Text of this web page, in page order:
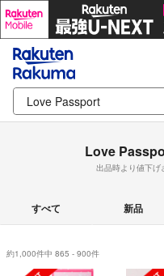
Love
出品時より値下げ
すべて 新品
約1,000件中 865 - 900件